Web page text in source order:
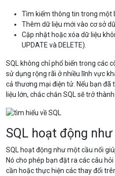
Tìm kiếm thông tin trong một
Thêm dữ liệu mới vào cơ sở
Cập nhật hoặc xóa dữ liệu
UPDATE và DELETE).
SQL không chỉ phổ biến trong các
sử dụng rộng rãi ở nhiều lĩnh vực
cả thương mại điện tử. Nếu bạn đã
liệu lớn, chắc chắn SQL sẽ trở
SQL hoạt động
SQL hoạt động như một cầu nối
Nó cho phép bạn đặt ra các câu
cần hoặc thực hiện các thay đổi